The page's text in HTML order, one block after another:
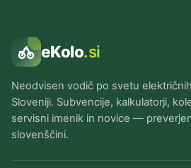
eKolo.si
Neodvisen vodič po svetu
Sloveniji. Subvencije, kalkulatorji,
servisni imenik in novice —
slovenščini.